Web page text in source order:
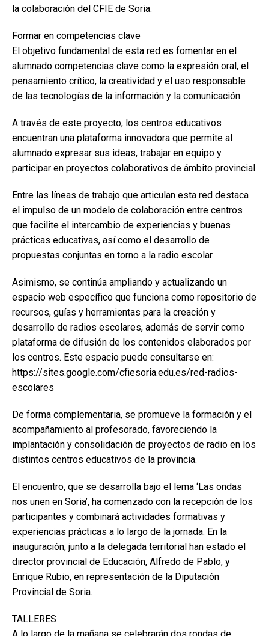
la colaboración del CFIE de Soria.
Formar en competencias clave
El objetivo fundamental de esta red es fomentar en el
alumnado competencias clave como la expresión oral, el
pensamiento crítico, la creatividad y el uso responsable
de las tecnologías de la información y la comunicación.
A través de este proyecto, los centros educativos
encuentran una plataforma innovadora que permite al
alumnado expresar sus ideas, trabajar en equipo y
participar en proyectos colaborativos de ámbito provincial.
Entre las líneas de trabajo que articulan esta red destaca
el impulso de un modelo de colaboración entre centros
que facilite el intercambio de experiencias y buenas
prácticas educativas, así como el desarrollo de
propuestas conjuntas en torno a la radio escolar.
Asimismo, se continúa ampliando y actualizando un
espacio web específico que funciona como repositorio de
recursos, guías y herramientas para la creación y
desarrollo de radios escolares, además de servir como
plataforma de difusión de los contenidos elaborados por
los centros. Este espacio puede consultarse en:
https://sites.google.com/cfiesoria.edu.es/red-radios-
escolares
De forma complementaria, se promueve la formación y el
acompañamiento al profesorado, favoreciendo la
implantación y consolidación de proyectos de radio en los
distintos centros educativos de la provincia.
El encuentro, que se desarrolla bajo el lema ‘Las ondas
nos unen en Soria’, ha comenzado con la recepción de los
participantes y combinará actividades formativas y
experiencias prácticas a lo largo de la jornada. En la
inauguración, junto a la delegada territorial han estado el
director provincial de Educación, Alfredo de Pablo, y
Enrique Rubio, en representación de la Diputación
Provincial de Soria.
TALLERES